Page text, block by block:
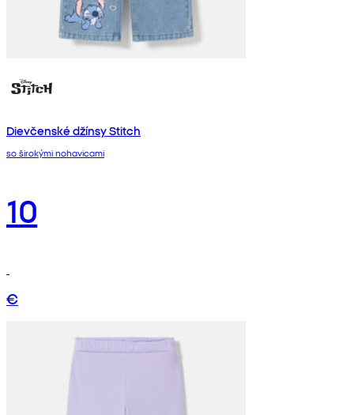
Dievčenské džínsy Stitch
so širokými nohavicami
10
€